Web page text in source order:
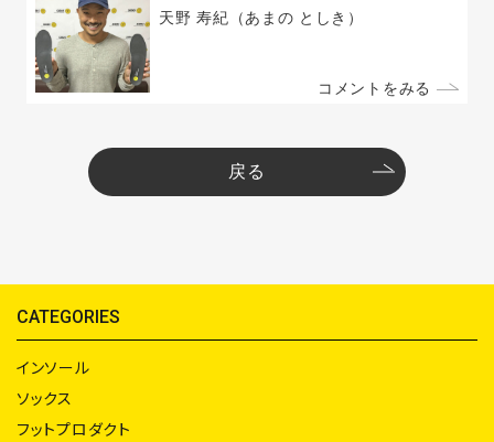
天野 寿紀 （あまの としき）
コメントをみる
戻る
CATEGORIES
インソール
ソックス
フットプロダクト